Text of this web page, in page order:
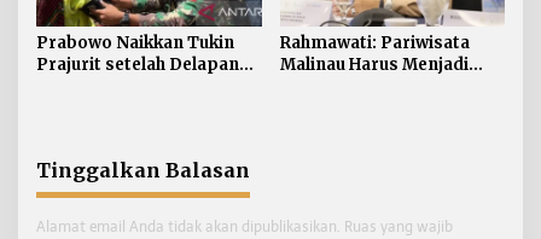
Prabowo Naikkan Tukin
Prajurit setelah Delapan
Rahmawati: Pariwisata
Malinau Harus Menjadi
Tinggalkan Balasan
Alamat email Anda tidak akan dipublikasikan. Ruas yang wajib